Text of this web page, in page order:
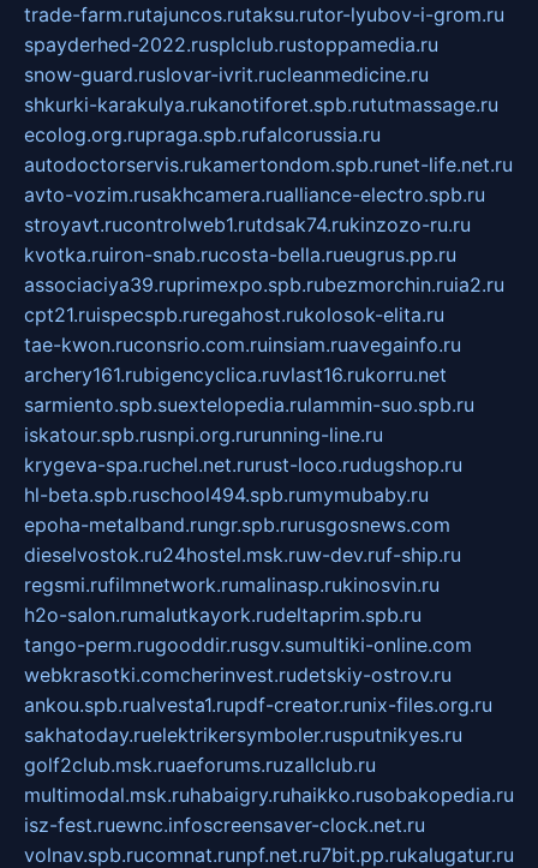
trade-farm.rutajuncos.rutaksu.rutor-lyubov-i-grom.ru
spayderhed-2022.rusplclub.rustoppamedia.ru
snow-guard.ruslovar-ivrit.rucleanmedicine.ru
shkurki-karakulya.rukanotiforet.spb.rututmassage.ru
ecolog.org.rupraga.spb.rufalcorussia.ru
autodoctorservis.rukamertondom.spb.runet-life.net.ru
avto-vozim.rusakhcamera.rualliance-electro.spb.ru
stroyavt.rucontrolweb1.rutdsak74.rukinzozo-ru.ru
kvotka.ruiron-snab.rucosta-bella.rueugrus.pp.ru
associaciya39.ruprimexpo.spb.rubezmorchin.ruia2.ru
cpt21.ruispecspb.ruregahost.rukolosok-elita.ru
tae-kwon.ruconsrio.com.ruinsiam.ruavegainfo.ru
archery161.rubigencyclica.ruvlast16.rukorru.net
sarmiento.spb.suextelopedia.rulammin-suo.spb.ru
iskatour.spb.rusnpi.org.rurunning-line.ru
krygeva-spa.ruchel.net.rurust-loco.rudugshop.ru
hl-beta.spb.ruschool494.spb.rumymubaby.ru
epoha-metalband.rungr.spb.rurusgosnews.com
dieselvostok.ru24hostel.msk.ruw-dev.ruf-ship.ru
regsmi.rufilmnetwork.rumalinasp.rukinosvin.ru
h2o-salon.rumalutkayork.rudeltaprim.spb.ru
tango-perm.rugooddir.rusgv.sumultiki-online.com
webkrasotki.comcherinvest.rudetskiy-ostrov.ru
ankou.spb.rualvesta1.rupdf-creator.runix-files.org.ru
sakhatoday.ruelektrikersymboler.rusputnikyes.ru
golf2club.msk.ruaeforums.ruzallclub.ru
multimodal.msk.ruhabaigry.ruhaikko.rusobakopedia.ru
isz-fest.ruewnc.infoscreensaver-clock.net.ru
volnav.spb.rucomnat.runpf.net.ru7bit.pp.rukalugatur.ru